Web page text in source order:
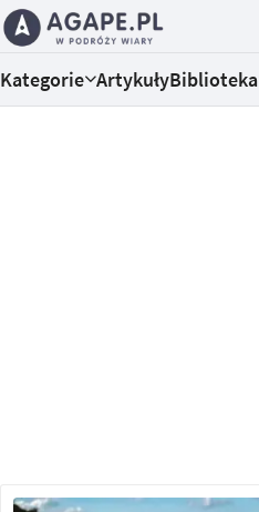
Kategorie ArtykułyBiblioteka